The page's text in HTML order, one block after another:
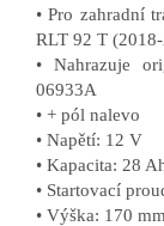
• Pro zahradní
RLT 92 T
• Nahrazuje
06933A
• + pól nalevo
• Napětí: 12 V
• Kapacita: 28
• Startovací
• Výška: 170